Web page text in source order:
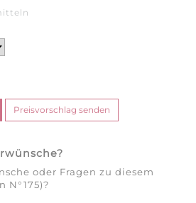
oder Fragen zu diesem
N°175)?